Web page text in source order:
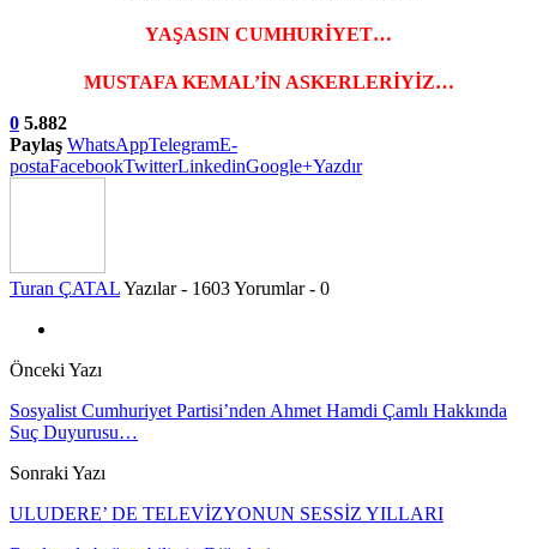
YAŞASIN CUMHURİYET…
MUSTAFA KEMAL’İN ASKERLERİYİZ…
0 5.882
Paylaş WhatsAppTelegramE-
postaFacebookTwitterLinkedinGoogle+Yazdır
Turan ÇATALYazılar - 1603Yorumlar - 0
Önceki Yazı
Sosyalist Cumhuriyet Partisi’nden Ahmet Hamdi Çamlı Hakkında
Suç Duyurusu…
Sonraki Yazı
ULUDERE’ DE TELEVİZYONUN SESSİZ YILLARI